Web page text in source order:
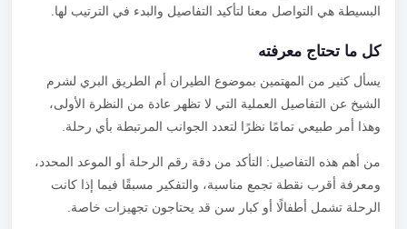
البسيطة هي التواصل معنا لتأكيد التفاصيل والبدء في الترتيب لها.
كل ما تحتاج معرفته
يسأل كثير من المهتمين بموضوع الطيران أم الطريق البري لشرم
الشيخ عن التفاصيل العملية التي لا تظهر عادة من النظرة الأولى،
وهذا أمر طبيعي تمامًا نظرًا لتعدد الجوانب المرتبطة بأي رحلة.
من أهم هذه التفاصيل: التأكد من دقة رقم الرحلة أو الموعد المحدد،
ومعرفة أقرب نقطة تجمع مناسبة، والتفكير مسبقًا فيما إذا كانت
الرحلة تشمل أطفالًا أو كبار سن قد يحتاجون تجهيزات خاصة.